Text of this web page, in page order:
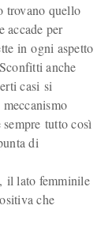
trovano quello
accade per
in ogni aspetto
anche
casi si
tutto così
di
il lato femminile
che